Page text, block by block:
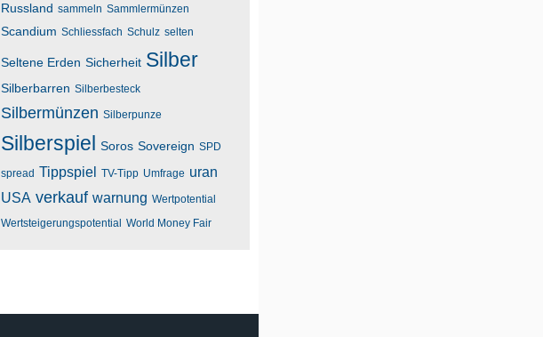
Russland sammeln Sammlermünzen
Scandium Schliessfach Schulz selten
Seltene Erden Sicherheit Silber
Silberbarren Silberbesteck
Silbermünzen Silberpunze
Silberspiel Soros Sovereign SPD
spread Tippspiel TV-Tipp Umfrage uran
USA verkauf warnung Wertpotential
Wertsteigerungspotential World Money Fair